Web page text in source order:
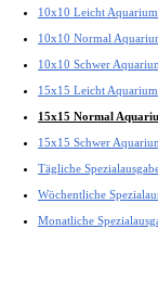
10x10 Leicht Aquarium
10x10 Normal
10x10 Schwer
15x15 Leicht Aquarium
15x15 Normal
15x15 Schwer
Tägliche
Wöchentliche
Monatliche